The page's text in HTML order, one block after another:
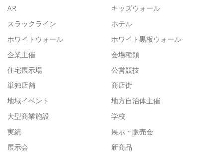
AR
キッズウォール
スラックライン
ホテル
ホワイトウォール
ホワイト黒板ウォール
企業主催
会場種類
住宅展示場
公営競技
単独店舗
商店街
地域イベント
地方自治体主催
大型商業施設
学校
実績
展示・販売会
展示会
新商品